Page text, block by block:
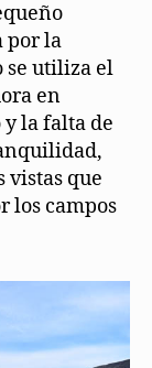
por la
se utiliza el
en
la falta de
vistas que
los campos